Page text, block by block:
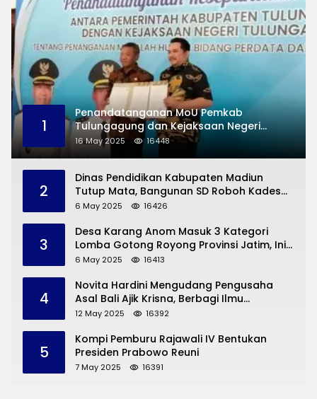
1
Penandatanganan MoU Pemkab
Tulungagung dan Kejaksaan Negeri
Permasalahan Hukum
16 May 2025 16448
2
Dinas Pendidikan Kabupaten Madiun
Tutup Mata, Bangunan SD Roboh Kades
Dermorejo Bangun Pakai Dana Pribadi
6 May 2025 16426
3
Desa Karang Anom Masuk 3 Kategori
Lomba Gotong Royong Provinsi Jatim, Ini
yang Disampaikan Sekda Trenggalek
6 May 2025 16413
4
Novita Hardini Mengudang Pengusaha
Asal Bali Ajik Krisna, Berbagi Ilmu
Pengembangan Pariwisata dan UMKM
12 May 2025 16392
5
Kompi Pemburu Rajawali IV Bentukan
Presiden Prabowo Reuni
7 May 2025 16391